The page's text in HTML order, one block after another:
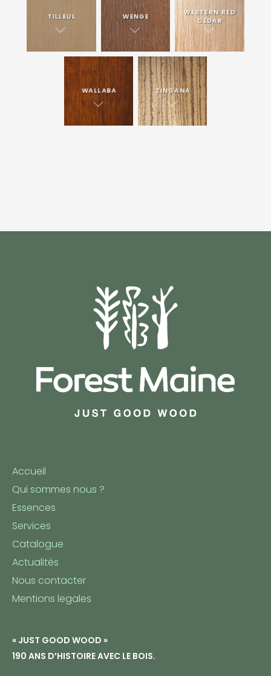
TILLEUL WENGE WESTERN RED
CEDAR
WALLABA ZINGANA
Accueil
Qui sommes nous ?
Essences
Services
Catalogue
Actualités
Nous contacter
Mentions legales
« JUST GOOD WOOD »
190 ANS D’HISTOIRE AVEC LE BOIS.